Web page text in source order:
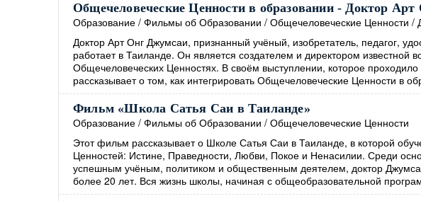
Общечеловеческие Ценности в образовании - Доктор
Образование / Фильмы об Образовании / Общечеловеческие Ценности /
Доктор Арт Онг Джумсаи, признанный учёный, изобретатель, педагог,
работает в Таиланде. Он является создателем и директором
Общечеловеческих Ценностях. В своём выступлении, которое
рассказывает о том, как интегрировать Общечеловеческие Ценности в
Фильм «Школа Сатья Саи в Таиланде»
Образование / Фильмы об Образовании / Общечеловеческие Ценности
Этот фильм рассказывает о Школе Сатья Саи в Таиланде, в которой
Ценностей: Истине, Праведности, Любви, Покое и Ненасилии. Среди
успешным учёным, политиком и общественным деятелем, доктор
более 20 лет. Вся жизнь школы, начиная с общеобразовательной